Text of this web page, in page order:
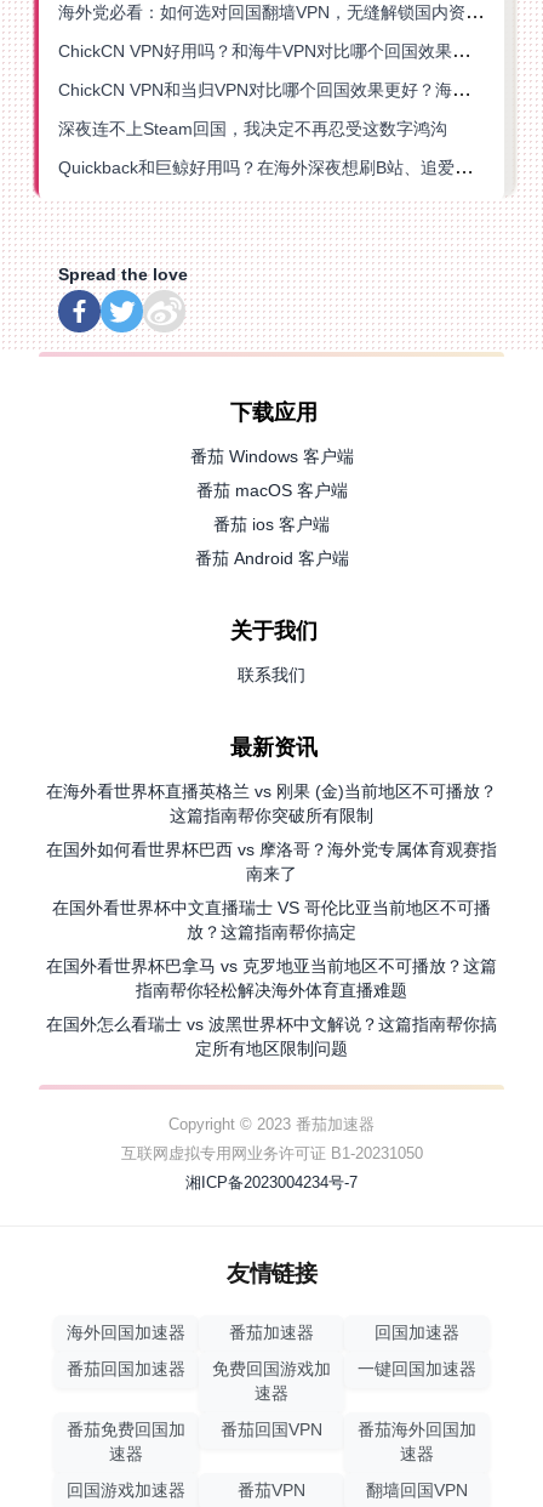
海外党必看：如何选对回国翻墙VPN，无缝解锁国内资源？
ChickCN VPN好用吗？和海牛VPN对比哪个回国效果更好？
ChickCN VPN和当归VPN对比哪个回国效果更好？海外党亲测后选了它
深夜连不上Steam回国，我决定不再忍受这数字鸿沟
Quickback和巨鲸好用吗？在海外深夜想刷B站、追爱奇艺的你，或许正需要这份答案
Spread the love
下载应用
番茄 Windows 客户端
番茄 macOS 客户端
番茄 ios 客户端
番茄 Android 客户端
关于我们
联系我们
最新资讯
在海外看世界杯直播英格兰 vs 刚果 (金)当前地区不可播放？
这篇指南帮你突破所有限制
在国外如何看世界杯巴西 vs 摩洛哥？海外党专属体育观赛指
南来了
在国外看世界杯中文直播瑞士 VS 哥伦比亚当前地区不可播
放？这篇指南帮你搞定
在国外看世界杯巴拿马 vs 克罗地亚当前地区不可播放？这篇
指南帮你轻松解决海外体育直播难题
在国外怎么看瑞士 vs 波黑世界杯中文解说？这篇指南帮你搞
定所有地区限制问题
Copyright © 2023 番茄加速器
互联网虚拟专用网业务许可证 B1-20231050
湘ICP备2023004234号-7
友情链接
海外回国加速器 番茄加速器
回国加速器
番茄回国加速器
免费回国游戏加
速器
一键回国加速器
番茄免费回国加
速器
番茄回国VPN
番茄海外回国加
速器
回国游戏加速器
番茄VPN 翻墙回国VPN